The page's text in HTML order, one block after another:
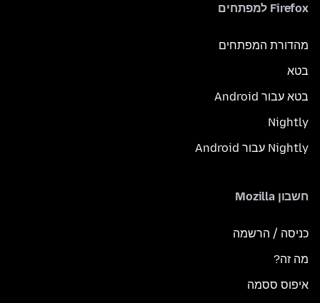
Firefox למפתחים
מהדורת המפתחים
בטא
בטא עבור Android
Nightly
Nightly עבור Android
חשבון Mozilla
כניסה / הרשמה
מה זה?
איפוס ססמה